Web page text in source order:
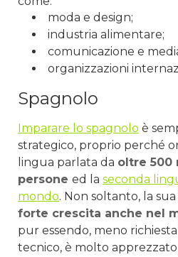
moda e design;
industria alimentare;
comunicazione e
organizzazioni
Spagnolo
Imparare lo spagnolo è
strategico, proprio perché
lingua parlata da oltre 500
persone ed la seconda
mondo. Non soltanto, la
forte crescita anche nel
pur essendo, meno
tecnico, è molto